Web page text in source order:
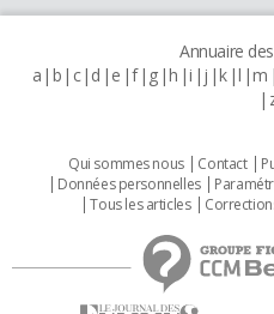
Annuaire
a b c d e f g h i j k l m
Qui sommes nous Contact
Données personnelles
Tous les articles